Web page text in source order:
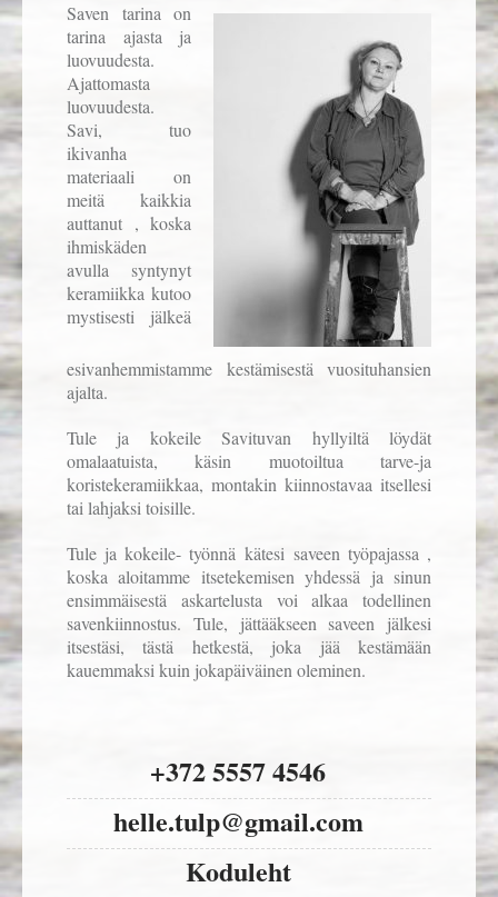
Saven tarina on
tarina ajasta ja
luovuudesta.
Ajattomasta
luovuudesta.
Savi, tuo
ikivanha
materiaali on
meitä kaikkia
auttanut , koska
ihmiskäden
avulla syntynyt
keramiikka kutoo
mystisesti jälkeä
esivanhemmistamme kestämisestä vuosituhansien
ajalta.
Tule ja kokeile Savituvan hyllyiltä löydät
omalaatuista, käsin muotoiltua tarve-ja
koristekeramiikkaa, montakin kiinnostavaa itsellesi
tai lahjaksi toisille.
Tule ja kokeile- työnnä kätesi saveen työpajassa ,
koska aloitamme itsetekemisen yhdessä ja sinun
ensimmäisestä askartelusta voi alkaa todellinen
savenkiinnostus. Tule, jättääkseen saveen jälkesi
itsestäsi, tästä hetkestä, joka jää kestämään
kauemmaksi kuin jokapäiväinen oleminen.
+372 5557 4546
helle.tulp@gmail.com
Koduleht